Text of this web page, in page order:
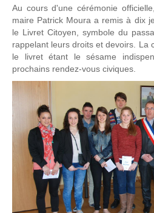
Au cours d'une cérémonie
maire Patrick Moura a remis à dix
le Livret Citoyen, symbole du
rappelant leurs droits et devoirs. La
le livret étant le sésame
prochains rendez-vous civiques.